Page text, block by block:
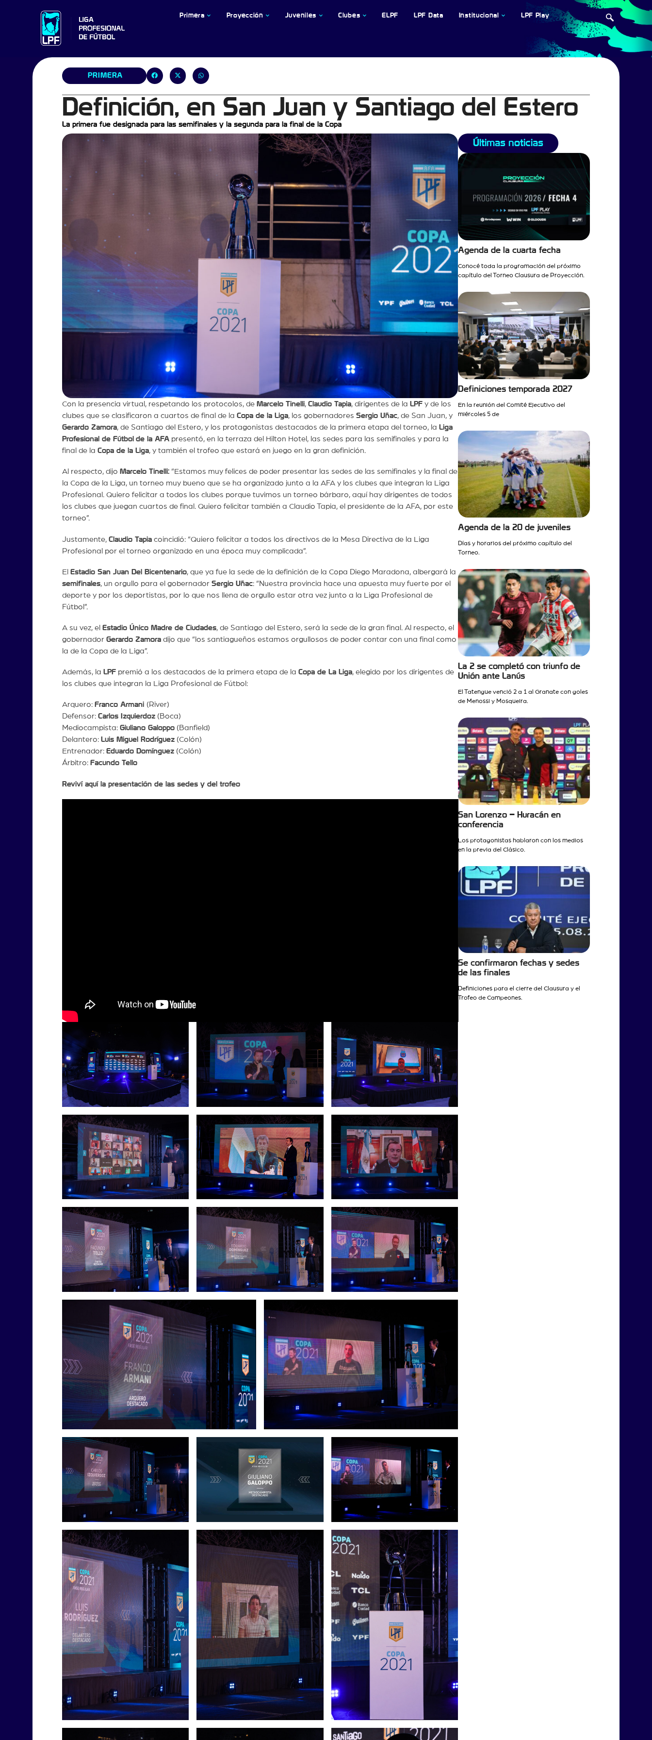
Primera Proyección Juveniles Clubes ELPF LPF Data Institucional LPF Play
PRIMERA
Definición, en San Juan y Santiago del Estero
La primera fue designada para las semifinales y la segunda para la final de la Copa
Con la presencia virtual, respetando los protocolos, de Marcelo Tinelli, Claudio Tapia, dirigentes de la LPFy de los
clubes que se clasificaron a cuartos de final de la Copa de la Liga, los gobernadores Sergio Uñac, de San Juan, y
Gerardo Zamora, de Santiago del Estero, y los protagonistas destacados de la primera etapa del torneo, la Liga
Profesional de Fútbol de la AFApresentó, en la terraza del Hilton Hotel, las sedes para las semifinales y para la
final de la Copa de la Liga, y también el trofeo que estará en juego en la gran definición.
Al respecto, dijo Marcelo Tinelli:“Estamos muy felices de poder presentar las sedes de las semifinales y la final de
la Copa de la Liga, un torneo muy bueno que se ha organizado junto a la AFA y los clubes que integran la Liga
Profesional. Quiero felicitar a todos los clubes porque tuvimos un torneo bárbaro, aquí hay dirigentes de todos
los clubes que juegan cuartos de final. Quiero felicitar también a Claudio Tapia, el presidente de la AFA, por este
torneo”.
Justamente, Claudio Tapiacoincidió: “Quiero felicitar a todos los directivos de la Mesa Directiva de la Liga
Profesional por el torneo organizado en una época muy complicada”.
El Estadio San Juan Del Bicentenario, que ya fue la sede de la definición de la Copa Diego Maradona, albergará la
semifinales, un orgullo para el gobernador Sergio Uñac: “Nuestra provincia hace una apuesta muy fuerte por el
deporte y por los deportistas, por lo que nos llena de orgullo estar otra vez junto a la Liga Profesional de
Fútbol”.
A su vez, el Estadio Único Madre de Ciudades, de Santiago del Estero, será la sede de la gran final. Al respecto, el
gobernador Gerardo Zamoradijo que “los santiagueños estamos orgullosos de poder contar con una final como
la de la Copa de la Liga”.
Además, la LPFpremió a los destacados de la primera etapa de la Copa de La Liga, elegido por los dirigentes de
los clubes que integran la Liga Profesional de Fútbol:
Arquero: Franco Armani (River)
Defensor: Carlos Izquierdoz(Boca)
Mediocampista: Giuliano Galoppo(Banfield)
Delantero: Luis Miguel Rodríguez(Colón)
Entrenador: Eduardo Domínguez(Colón)
Árbitro: Facundo Tello
Reviví aquí la presentación de las sedes y del trofeo
Últimas noticias
Agenda de la cuarta fecha
Conocé toda la programación del próximo
capítulo del Torneo Clausura de Proyección.
Definiciones temporada 2027
En la reunión del Comité Ejecutivo del
miércoles 5 de
Agenda de la 20 de juveniles
Días y horarios del próximo capítulo del
Torneo.
La 2 se completó con triunfo de
Unión ante Lanús
El Tatengue venció 2 a 1 al Granate con goles
de Menossi y Mosqueira.
San Lorenzo – Huracán en
conferencia
Los protagonistas hablaron con los medios
en la previa del Clásico.
Se confirmaron fechas y sedes
de las finales
Definiciones para el cierre del Clausura y el
Trofeo de Campeones.